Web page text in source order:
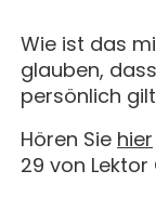
Wie ist das
glauben,
persönlich
Hören Sie hier
29 von Lektor